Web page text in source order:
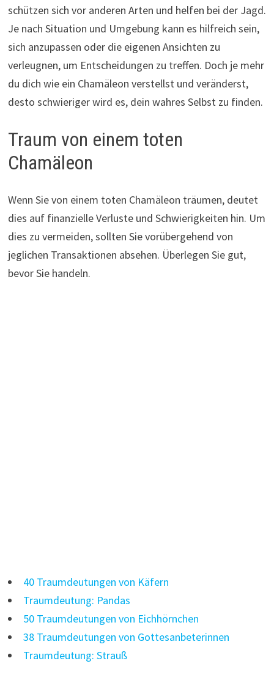
schützen sich vor anderen Arten und helfen bei der Jagd.
Je nach Situation und Umgebung kann es hilfreich sein,
sich anzupassen oder die eigenen Ansichten zu
verleugnen, um Entscheidungen zu treffen. Doch je mehr
du dich wie ein Chamäleon verstellst und veränderst,
desto schwieriger wird es, dein wahres Selbst zu finden.
Traum von einem toten
Chamäleon
Wenn Sie von einem toten Chamäleon träumen, deutet
dies auf finanzielle Verluste und Schwierigkeiten hin. Um
dies zu vermeiden, sollten Sie vorübergehend von
jeglichen Transaktionen absehen. Überlegen Sie gut,
bevor Sie handeln.
40 Traumdeutungen von Käfern
Traumdeutung: Pandas
50 Traumdeutungen von Eichhörnchen
38 Traumdeutungen von Gottesanbeterinnen
Traumdeutung: Strauß